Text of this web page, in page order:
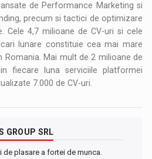
de Performance Marketing si
precum si tactici de optimizare
Cele 4,7 milioane de CV-uri si cele
lunare constituie cea mai mare
Romania. Mai mult de 2 milioane de
fiecare luna serviciile platformei
7.000 de CV-uri.
GROUP SRL
de plasare a fortei de munca.